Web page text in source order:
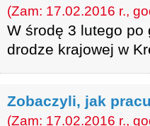
(Zam: 17.02.2016 r.,
W środę 3 lutego po
drodze krajowej w
Zobaczyli, jak
(Zam: 17.02.2016 r.,